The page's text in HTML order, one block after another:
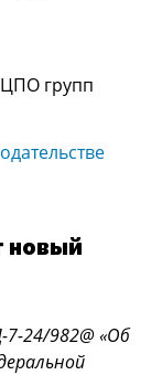
групп
новый
24/982@ «Об